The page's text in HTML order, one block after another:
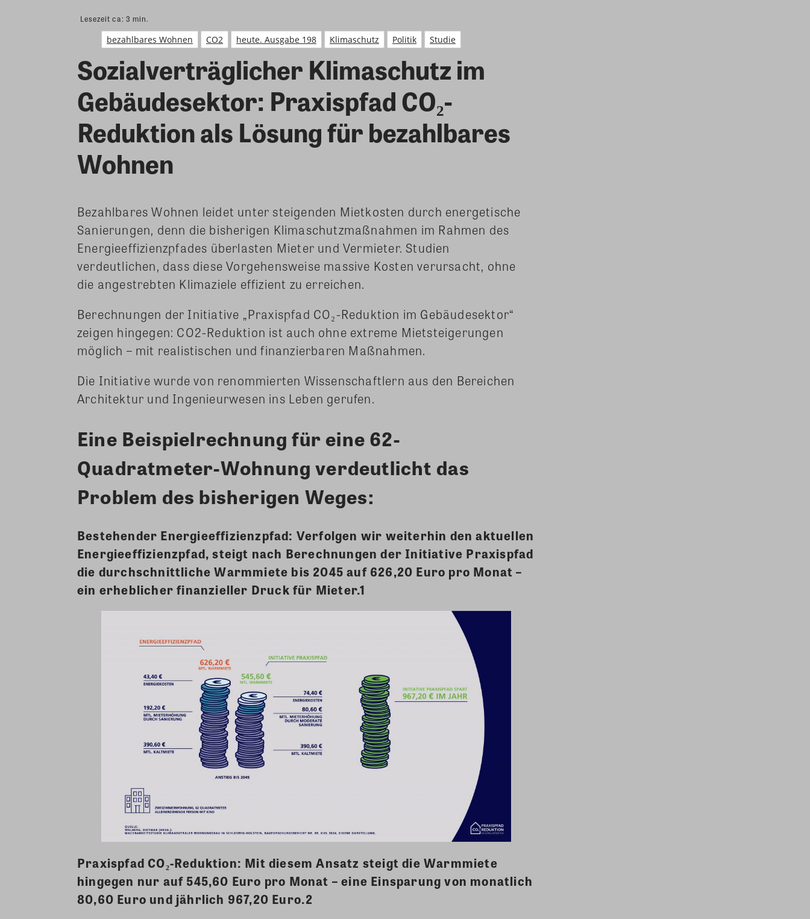
Lesezeit ca: 3 min.
bezahlbares Wohnen CO2 heute. Ausgabe 198 Klimaschutz Politik Studie
Sozialverträglicher Klimaschutz im
Gebäudesektor: Praxispfad CO₂-
Reduktion als Lösung für bezahlbares
Wohnen
Bezahlbares Wohnen leidet unter steigenden Mietkosten durch energetische
Sanierungen, denn die bisherigen Klimaschutzmaßnahmen im Rahmen des
Energieeffizienzpfades überlasten Mieter und Vermieter. Studien
verdeutlichen, dass diese Vorgehensweise massive Kosten verursacht, ohne
die angestrebten Klimaziele effizient zu erreichen.
Berechnungen der Initiative „Praxispfad CO₂-Reduktion im Gebäudesektor“
zeigen hingegen: CO2-Reduktion ist auch ohne extreme Mietsteigerungen
möglich – mit realistischen und finanzierbaren Maßnahmen.
Die Initiative wurde von renommierten Wissenschaftlern aus den Bereichen
Architektur und Ingenieurwesen ins Leben gerufen.
Eine Beispielrechnung für eine 62-
Quadratmeter-Wohnung verdeutlicht das
Problem des bisherigen Weges:
Bestehender Energieeffizienzpfad: Verfolgen wir weiterhin den aktuellen
Energieeffizienzpfad, steigt nach Berechnungen der Initiative Praxispfad
die durchschnittliche Warmmiete bis 2045 auf 626,20 Euro pro Monat –
ein erheblicher finanzieller Druck für Mieter.1
Praxispfad CO₂-Reduktion: Mit diesem Ansatz steigt die Warmmiete
hingegen nur auf 545,60 Euro pro Monat – eine Einsparung von monatlich
80,60 Euro und jährlich 967,20 Euro.2